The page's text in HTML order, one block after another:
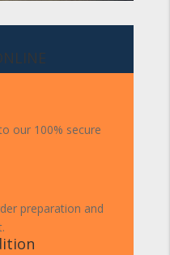
our 100% secure
preparation and